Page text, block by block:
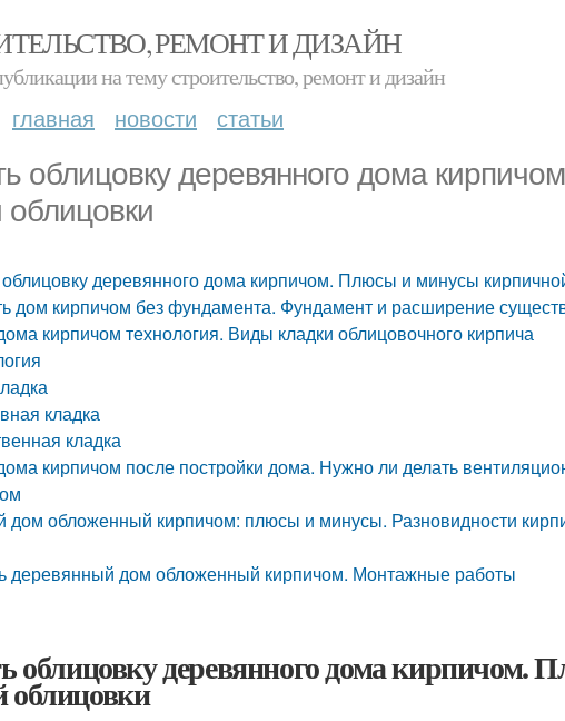
РЕМОНТ И ДИЗАЙН
на тему строительство, ремонт и дизайн
главная новости статьи
облицовку деревянного дома
облицовки
облицовку деревянного дома кирпичом. Плюсы и минусы
дом кирпичом без фундамента. Фундамент и расширение
кирпичом технология. Виды кладки облицовочного кирпича
кладка
кладка
кирпичом после постройки дома. Нужно ли делать
обложенный кирпичом: плюсы и минусы. Разновидности
деревянный дом обложенный кирпичом. Монтажные работы
облицовку деревянного дома кирпичом.